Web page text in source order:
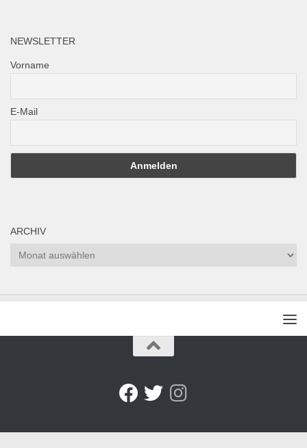
NEWSLETTER
Vorname
E-Mail
ARCHIV
Archiv